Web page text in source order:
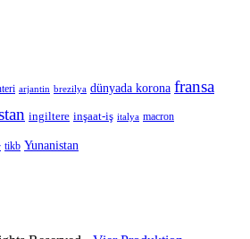
arjantin brezilya dünyada korona fransa
ingiltere inşaat-iş italya macron
tikb Yunanistan